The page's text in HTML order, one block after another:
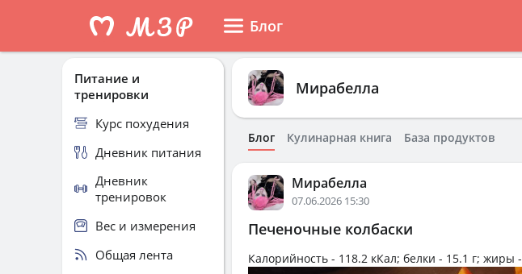
Блог
Мирабелла
Блог Кулинарная книга База продуктов
Мирабелла
07.06.2026 15:30
Печеночные колбаски
Калорийность - 118.2 кКал; белки - 15.1 г; жиры -
Питание и
тренировки
Курс похудения
Дневник питания
Дневник
тренировок
Вес и измерения
Общая лента